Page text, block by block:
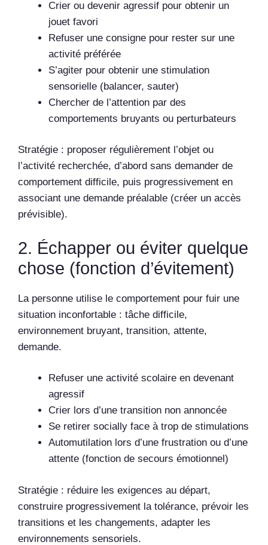
Crier ou devenir agressif pour obtenir un
jouet favori
Refuser une consigne pour rester sur une
activité préférée
S’agiter pour obtenir une stimulation
sensorielle (balancer, sauter)
Chercher de l’attention par des
comportements bruyants ou perturbateurs
Stratégie : proposer régulièrement l’objet ou
l’activité recherchée, d’abord sans demander de
comportement difficile, puis progressivement en
associant une demande préalable (créer un accès
prévisible).
2. Échapper ou éviter quelque
chose (fonction d’évitement)
La personne utilise le comportement pour fuir une
situation inconfortable : tâche difficile,
environnement bruyant, transition, attente,
demande.
Refuser une activité scolaire en devenant
agressif
Crier lors d’une transition non annoncée
Se retirer socially face à trop de stimulations
Automutilation lors d’une frustration ou d’une
attente (fonction de secours émotionnel)
Stratégie : réduire les exigences au départ,
construire progressivement la tolérance, prévoir les
transitions et les changements, adapter les
environnements sensoriels.